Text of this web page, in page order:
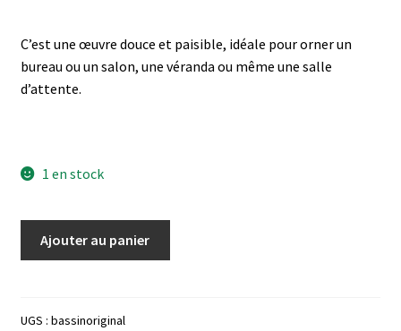
C’est une œuvre douce et paisible, idéale pour orner un
bureau ou un salon, une véranda ou même une salle
d’attente.
1 en stock
l'Ange",
Ajouter au panier
UGS : bassinoriginal